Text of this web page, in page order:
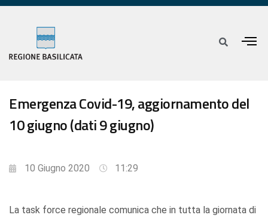
Emergenza Covid-19, aggiornamento del
10 giugno (dati 9 giugno)
10 Giugno 2020 11:29
La task force regionale comunica che in tutta la giornata di